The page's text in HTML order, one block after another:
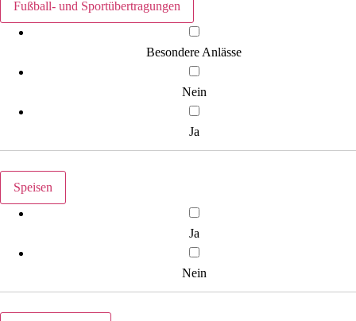
Fußball- und Sportübertragungen
Besondere Anlässe
Nein
Ja
Speisen
Ja
Nein